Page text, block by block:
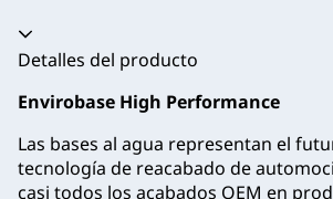
Acordeón colapsado
Detalles del producto
Envirobase High Performance
Las bases al agua representan el
tecnología de reacabado de
casi todos los acabados OEM en